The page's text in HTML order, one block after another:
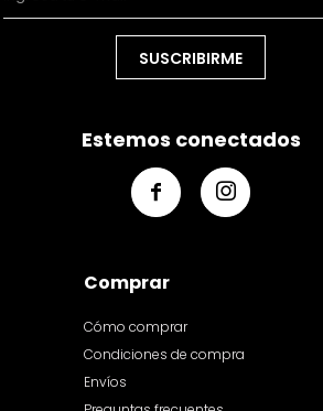
Comprar
Cómo comprar
Condiciones de compra
Envíos
SUSCRIBIRME
Estemos conectados
 